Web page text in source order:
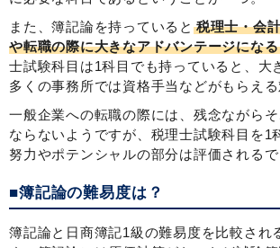
また、簿記論を持っていると 税理士・会
や転職の際に大きなアドバンテージになる
士試験科目は1科目でも持っていると、大
多くの事務所では資格手当などがもらえる
一般企業への転職の際には、残念ながら
ならないようですが、税理士試験科目を1
努力やポテンシャルの部分は評価されるで
■簿記論の難易度は？
簿記論と日商簿記1級の難易度を比較され